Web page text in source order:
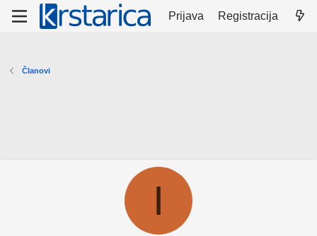
Prijava Registracija
Članovi
I